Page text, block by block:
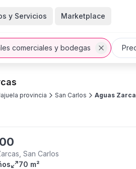
y Servicios Marketplace
comerciales y bodegas
provincia San Carlos
Aguas
San Carlos
70 m²